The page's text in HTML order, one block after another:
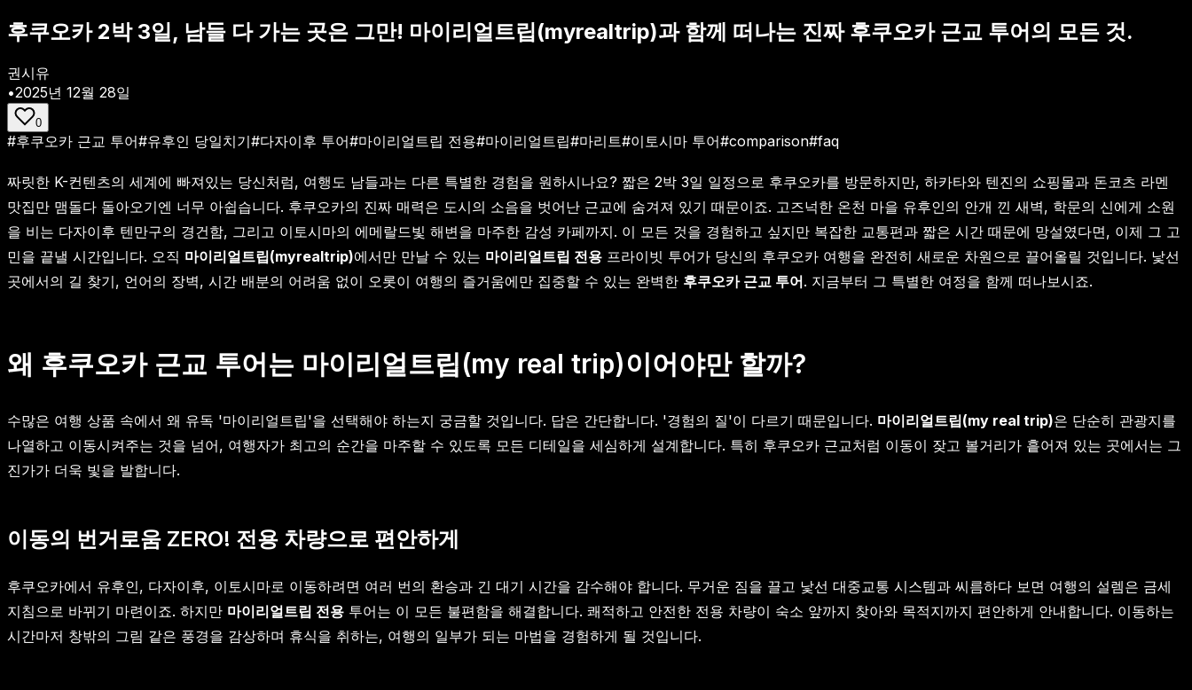
후쿠오카 2박 3일, 남들 다 가는 곳은 그만! 마이리얼트립(myrealtrip)과 함께 떠나는 진짜 후쿠오카 근교 투어의 모든 것.
권시유
•2025년 12월 28일
0
#후쿠오카 근교 투어#유후인 당일치기#다자이후 투어#마이리얼트립 전용#마이리얼트립#마리트#이토시마 투어#comparison#faq
짜릿한 K-컨텐츠의 세계에 빠져있는 당신처럼, 여행도 남들과는 다른 특별한 경험을 원하시나요? 짧은 2박 3일 일정으로 후쿠오카를 방문하지만, 하카타와 텐진의 쇼핑몰과 돈코츠 라멘
맛집만 맴돌다 돌아오기엔 너무 아쉽습니다. 후쿠오카의 진짜 매력은 도시의 소음을 벗어난 근교에 숨겨져 있기 때문이죠. 고즈넉한 온천 마을 유후인의 안개 낀 새벽, 학문의 신에게 소원
을 비는 다자이후 텐만구의 경건함, 그리고 이토시마의 에메랄드빛 해변을 마주한 감성 카페까지. 이 모든 것을 경험하고 싶지만 복잡한 교통편과 짧은 시간 때문에 망설였다면, 이제 그 고
민을 끝낼 시간입니다. 오직 마이리얼트립(myrealtrip)에서만 만날 수 있는 마이리얼트립 전용 프라이빗 투어가 당신의 후쿠오카 여행을 완전히 새로운 차원으로 끌어올릴 것입니다. 낯선
곳에서의 길 찾기, 언어의 장벽, 시간 배분의 어려움 없이 오롯이 여행의 즐거움에만 집중할 수 있는 완벽한 후쿠오카 근교 투어. 지금부터 그 특별한 여정을 함께 떠나보시죠.
왜 후쿠오카 근교 투어는 마이리얼트립(my real trip)이어야만 할까?
수많은 여행 상품 속에서 왜 유독 '마이리얼트립'을 선택해야 하는지 궁금할 것입니다. 답은 간단합니다. '경험의 질'이 다르기 때문입니다. 마이리얼트립(my real trip)은 단순히 관광지를
나열하고 이동시켜주는 것을 넘어, 여행자가 최고의 순간을 마주할 수 있도록 모든 디테일을 세심하게 설계합니다. 특히 후쿠오카 근교처럼 이동이 잦고 볼거리가 흩어져 있는 곳에서는 그
진가가 더욱 빛을 발합니다.
이동의 번거로움 ZERO! 전용 차량으로 편안하게
후쿠오카에서 유후인, 다자이후, 이토시마로 이동하려면 여러 번의 환승과 긴 대기 시간을 감수해야 합니다. 무거운 짐을 끌고 낯선 대중교통 시스템과 씨름하다 보면 여행의 설렘은 금세
지침으로 바뀌기 마련이죠. 하지만 마이리얼트립 전용 투어는 이 모든 불편함을 해결합니다. 쾌적하고 안전한 전용 차량이 숙소 앞까지 찾아와 목적지까지 편안하게 안내합니다. 이동하는
시간마저 창밖의 그림 같은 풍경을 감상하며 휴식을 취하는, 여행의 일부가 되는 마법을 경험하게 될 것입니다.